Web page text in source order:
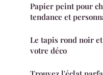
Papier peint pour
tendance et
Le tapis rond noir
votre déco